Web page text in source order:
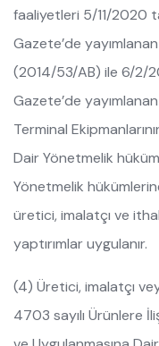
faaliyetleri 5/11/2020
Gazete’de
(2014/53/AB) ile 6/2/
Gazete’de
Terminal
Dair Yönetmelik
Yönetmelik
üretici, imalatçı ve
yaptırımlar uygulanır.
(4) Üretici, imalatçı
4703 sayılı Ürünlere